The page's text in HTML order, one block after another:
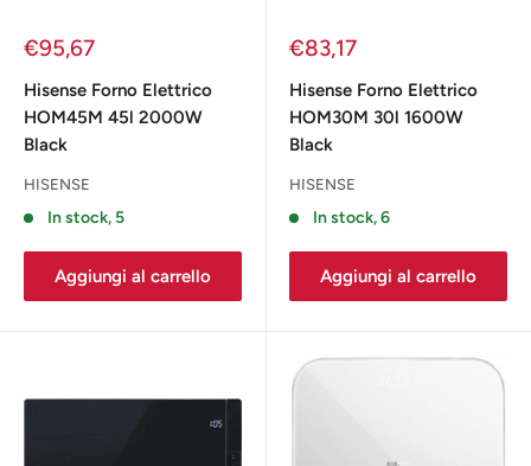
Prezzo
€95,67
Hisense Forno Elettrico
HOM45M 45l 2000W
Black
HISENSE
In stock, 5
Aggiungi al carrello
Prezzo
€83,17
Hisense Forno Elettrico
HOM30M 30l 1600W
Black
HISENSE
In stock, 6
Aggiungi al carrello